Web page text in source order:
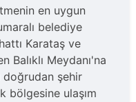
en uygun
belediye
Karataş ve
Balıklı Meydanı'na
doğrudan şehir
bölgesine ulaşım